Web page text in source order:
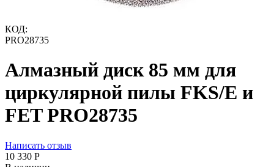
КОД:
PRO28735
Алмазный диск 85 мм для
циркулярной пилы FKS/E и
FET PRO28735
Написать отзыв
10 330 Р